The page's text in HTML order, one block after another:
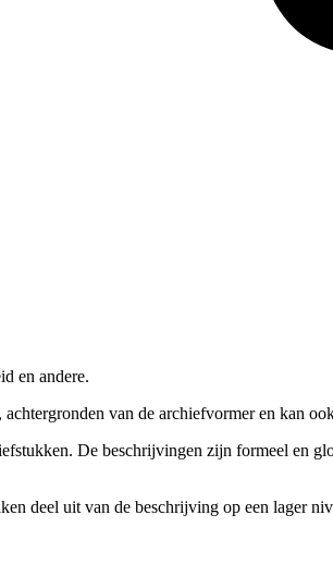
en andere.
van de archiefvormer en kan
De beschrijvingen zijn formeel en
deel uit van de beschrijving op een lager